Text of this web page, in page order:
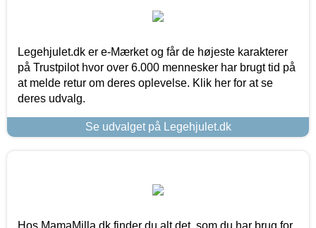
Legehjulet.dk er e-Mærket og får de højeste karakterer
på Trustpilot hvor over 6.000 mennesker har brugt tid på
at melde retur om deres oplevelse. Klik her for at se
deres udvalg.
Se udvalget på Legehjulet.dk
Hos MamaMilla.dk finder du alt det, som du har brug for